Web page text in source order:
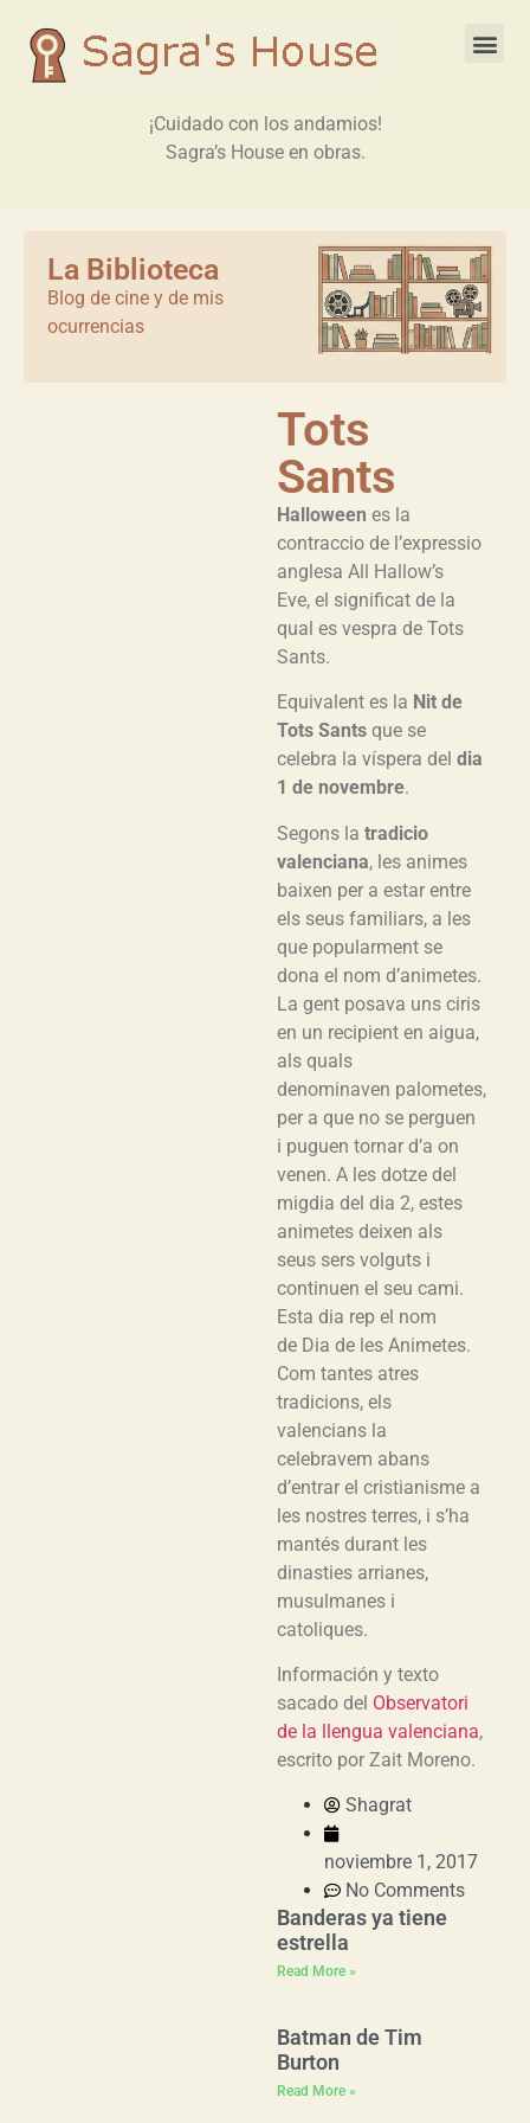
¡Cuidado con los andamios!
Sagra’s House en obras.
La Biblioteca
Blog de cine y de mis
ocurrencias
Tots
Sants
Halloween es la
contraccio de l’expressio
anglesa All Hallow’s
Eve, el significat de la
qual es vespra de Tots
Sants.
Equivalent es la Nit de
Tots Sants que se
celebra la víspera del dia
1 de novembre.
Segons la tradicio
valenciana, les animes
baixen per a estar entre
els seus familiars, a les
que popularment se
dona el nom d’animetes.
La gent posava uns ciris
en un recipient en aigua,
als quals
denominaven palometes,
per a que no se perguen
i puguen tornar d’a on
venen. A les dotze del
migdia del dia 2, estes
animetes deixen als
seus sers volguts i
continuen el seu cami.
Esta dia rep el nom
de Dia de les Animetes.
Com tantes atres
tradicions, els
valencians la
celebravem abans
d’entrar el cristianisme a
les nostres terres, i s’ha
mantés durant les
dinasties arrianes,
musulmanes i
catoliques.
Información y texto
sacado del Observatori
de la llengua valenciana,
escrito por Zait Moreno.
Shagrat
noviembre 1, 2017
No Comments
Banderas ya tiene
estrella
Read More »
Batman de Tim
Burton
Read More »